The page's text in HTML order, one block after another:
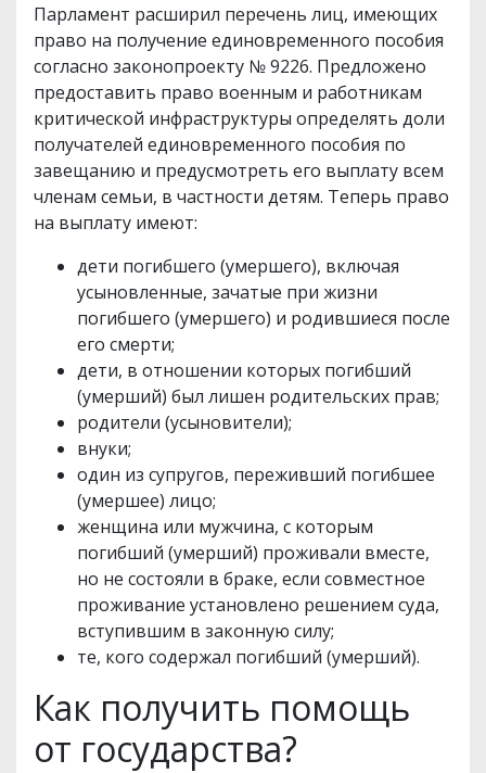
Парламент расширил перечень лиц, имеющих
право на получение единовременного пособия
согласно законопроекту № 9226. Предложено
предоставить право военным и работникам
критической инфраструктуры определять доли
получателей единовременного пособия по
завещанию и предусмотреть его выплату всем
членам семьи, в частности детям. Теперь право
на выплату имеют:
дети погибшего (умершего), включая
усыновленные, зачатые при жизни
погибшего (умершего) и родившиеся после
его смерти;
дети, в отношении которых погибший
(умерший) был лишен родительских прав;
родители (усыновители);
внуки;
один из супругов, переживший погибшее
(умершее) лицо;
женщина или мужчина, с которым
погибший (умерший) проживали вместе,
но не состояли в браке, если совместное
проживание установлено решением суда,
вступившим в законную силу;
те, кого содержал погибший (умерший).
Как получить помощь
от государства?